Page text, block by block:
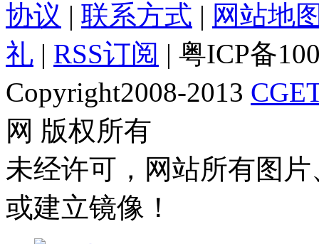
协议 | 联系方式 | 网站地
礼 | RSS订阅 | 粤ICP备
Copyright2008-2013
网 版权所有
未经许可，网站所有图
或建立镜像！